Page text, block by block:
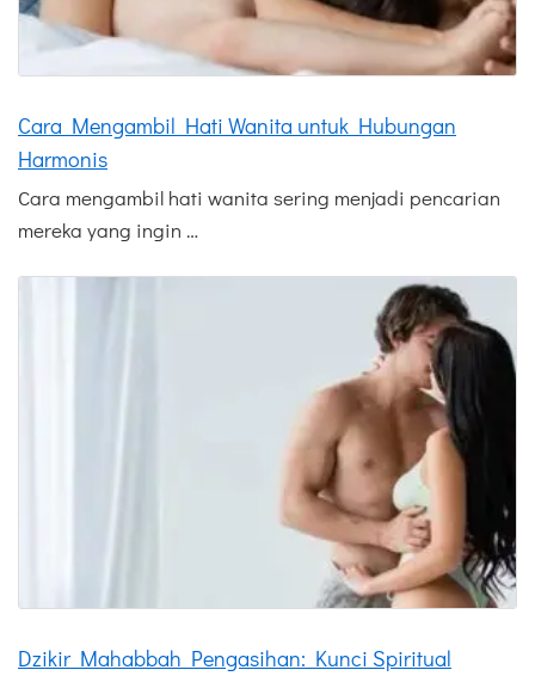
Cara Mengambil Hati Wanita untuk Hubungan
Harmonis
Cara mengambil hati wanita sering menjadi pencarian
mereka yang ingin …
Dzikir Mahabbah Pengasihan: Kunci Spiritual